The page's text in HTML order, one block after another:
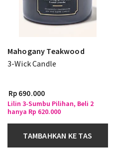
Mahogany Teakwood
3-Wick Candle
Rp 690.000
Lilin 3-Sumbu Pilihan, Beli 2
hanya Rp 620.000
TAMBAHKAN KE TAS